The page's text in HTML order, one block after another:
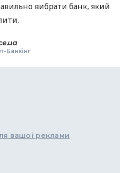
вибрати банк, який
Банкінг
вашої реклами